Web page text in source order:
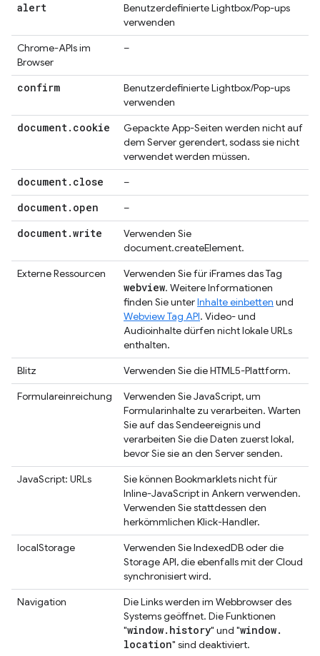
alert
Benutzerdefinierte Lightbox/Pop-ups
verwenden
Chrome-APIs im
Browser
–
confirm
Benutzerdefinierte Lightbox/Pop-ups
verwenden
document. cookie
Gepackte App-Seiten werden nicht auf
dem Server gerendert, sodass sie nicht
verwendet werden müssen.
document. close –
document. open –
document.write
Verwenden Sie
document.createElement.
Externe Ressourcen
Verwenden Sie für iFrames das Tag
webview. Weitere Informationen
finden Sie unterInhalte einbetten und
Webview Tag API. Video- und
Audioinhalte dürfen nicht lokale URLs
enthalten.
Blitz
Verwenden Sie die HTML5-Plattform.
Formulareinreichung
Verwenden Sie JavaScript, um
Formularinhalte zu verarbeiten. Warten
Sie auf das Sendeereignis und
verarbeiten Sie die Daten zuerst lokal,
bevor Sie sie an den Server senden.
JavaScript: URLs
Sie können Bookmarklets nicht für
Inline-JavaScript in Ankern verwenden.
Verwenden Sie stattdessen den
herkömmlichen Klick-Handler.
localStorage
Verwenden Sie IndexedDB oder die
Storage API, die ebenfalls mit der Cloud
synchronisiert wird.
Navigation
Die Links werden im Webbrowser des
Systems geöffnet. Die Funktionen
"window. history" und "window.
location" sind deaktiviert.